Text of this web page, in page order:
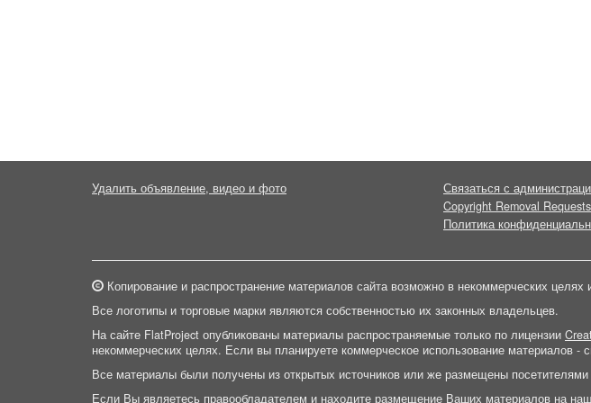
Удалить объявление, видео и фото
Связаться с
Copyright Removal Requests
Политика
Копирование и распространение материалов сайта возможно в некоммерческих
Все логотипы и торговые марки являются собственностью их законных владельцев.
На сайте FlatProject опубликованы материалы распространяемые только по лицензии
некоммерческих целях. Если вы планируете коммерческое использование материалов -
Все материалы были получены из открытых источников или же размещены посетителями
Если Вы являетесь правообладателем и находите размещение Ваших материалов на